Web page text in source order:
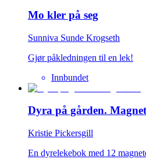
Mo kler på seg
Sunniva Sunde Krogseth
Gjør påkledningen til en lek!
Innbundet
Dyra på gården.
Kristie Pickersgill
En dyrelekebok med 12